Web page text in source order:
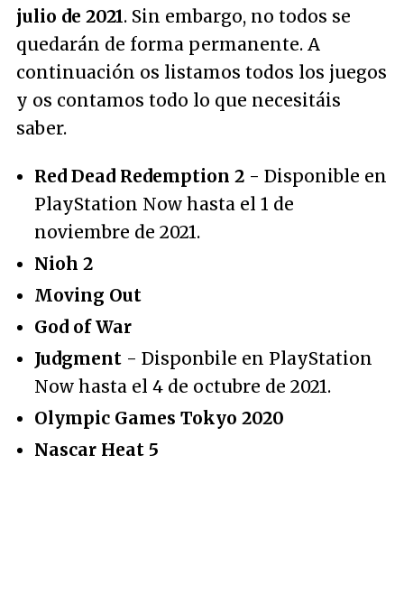
julio de 2021. Sin embargo, no todos se
quedarán de forma permanente. A
continuación os listamos todos los juegos
y os contamos todo lo que necesitáis
saber.
Red Dead Redemption 2 - Disponible en
PlayStation Now hasta el 1 de
noviembre de 2021.
Nioh 2
Moving Out
God of War
Judgment - Disponbile en PlayStation
Now hasta el 4 de octubre de 2021.
Olympic Games Tokyo 2020
Nascar Heat 5